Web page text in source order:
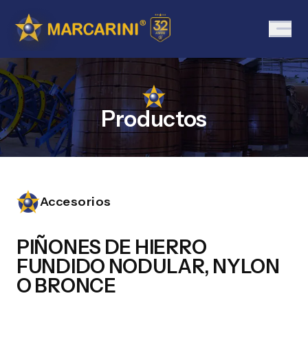
Productos
Accesorios
PIÑONES DE HIERRO
FUNDIDO NODULAR, NYLON
O BRONCE